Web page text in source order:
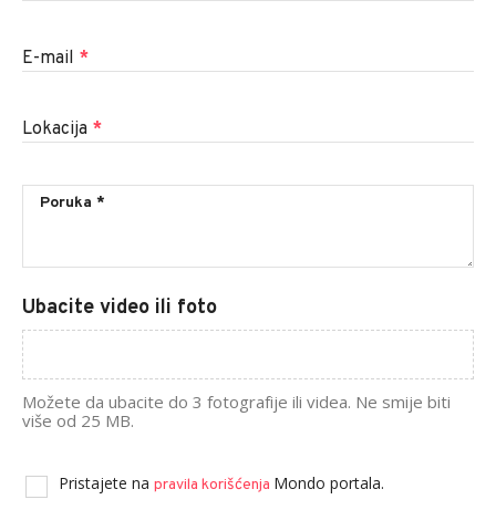
E-mail *
Lokacija *
Ubacite video ili foto
Možete da ubacite do 3 fotografije ili videa. Ne smije biti
više od 25 MB.
Pristajete na pravila korišćenja Mondo portala.